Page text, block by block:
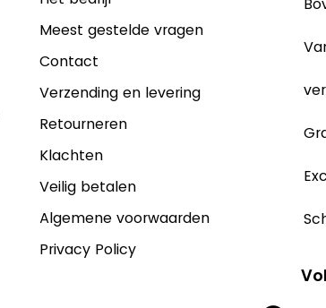
Meest gestelde vragen
Contact
Verzending en levering
Retourneren
Klachten
Veilig betalen
Algemene voorwaarden
Privacy Policy